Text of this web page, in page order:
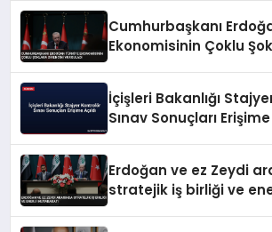
Cumhurbaşkanı
Ekonomisinin Çoklu
İçişleri Bakanlığı
Sınav Sonuçları Erişime
Erdoğan ve ez Zeydi
stratejik iş birliği ve